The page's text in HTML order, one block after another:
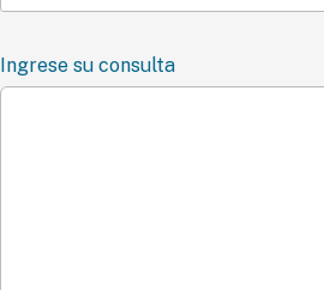
Ingrese su consulta